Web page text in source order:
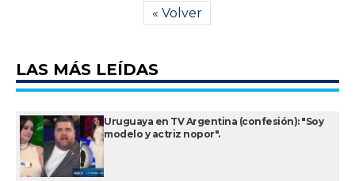
« Volver
LAS MÁS LEÍDAS
Uruguaya en TV Argentina (confesión): "Soy
modelo y actriz nopor".